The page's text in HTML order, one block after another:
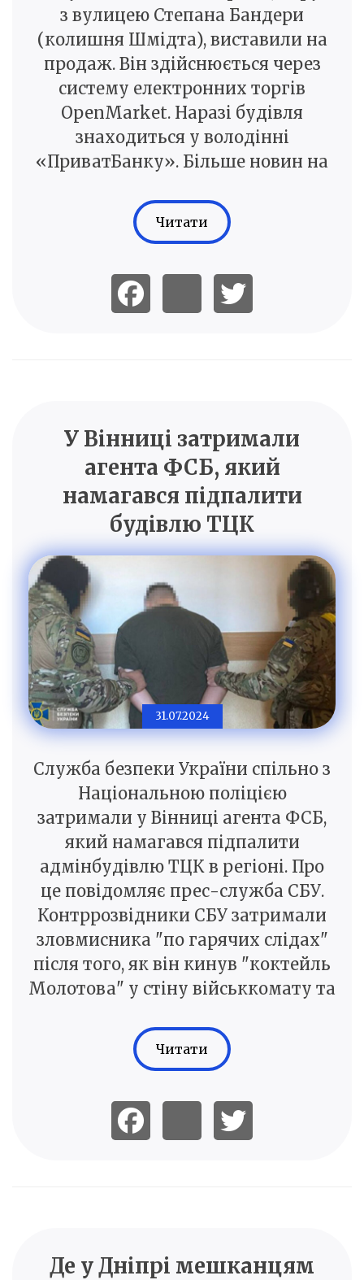
з вулицею Степана Бандери
(колишня Шмідта), виставили на
продаж. Він здійснюється через
систему електронних торгів
OpenMarket. Наразі будівля
знаходиться у володінні
«ПриватБанку». Більше новин на
Читати
У Вінниці затримали
агента ФСБ, який
намагався підпалити
будівлю ТЦК
31.07.2024
Служба безпеки України спільно з
Національною поліцією
затримали у Вінниці агента ФСБ,
який намагався підпалити
адмінбудівлю ТЦК в регіоні. Про
це повідомляє прес-служба СБУ.
Контррозвідники СБУ затримали
зловмисника "по гарячих слідах"
після того, як він кинув "коктейль
Молотова" у стіну військкомату та
Читати
Де у Дніпрі мешканцям